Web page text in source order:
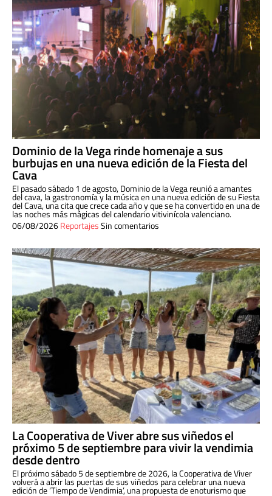
Dominio de la Vega rinde homenaje a sus
burbujas en una nueva edición de la Fiesta del
Cava
El pasado sábado 1 de agosto, Dominio de la Vega reunió a amantes
del cava, la gastronomía y la música en una nueva edición de su Fiesta
del Cava, una cita que crece cada año y que se ha convertido en una de
las noches más mágicas del calendario vitivinícola valenciano.
06/08/2026ReportajesSin comentarios
La Cooperativa de Viver abre sus viñedos el
próximo 5 de septiembre para vivir la vendimia
desde dentro
El próximo sábado 5 de septiembre de 2026, la Cooperativa de Viver
volverá a abrir las puertas de sus viñedos para celebrar una nueva
edición de ‘Tiempo de Vendimia’, una propuesta de enoturismo que